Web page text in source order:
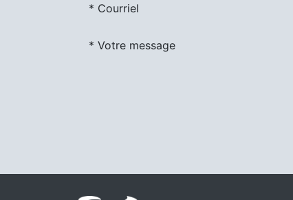
* Courriel
* Votre message